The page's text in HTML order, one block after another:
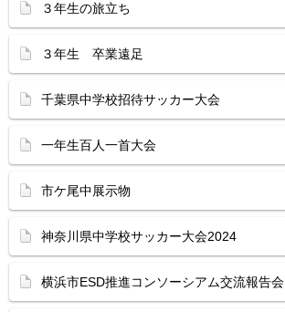
３年生の旅立ち
３年生 卒業遠足
千葉県中学校招待サッカー大会
一年生百人一首大会
市ケ尾中展示物
神奈川県中学校サッカー大会2024
横浜市ESD推進コンソーシアム交流報告会